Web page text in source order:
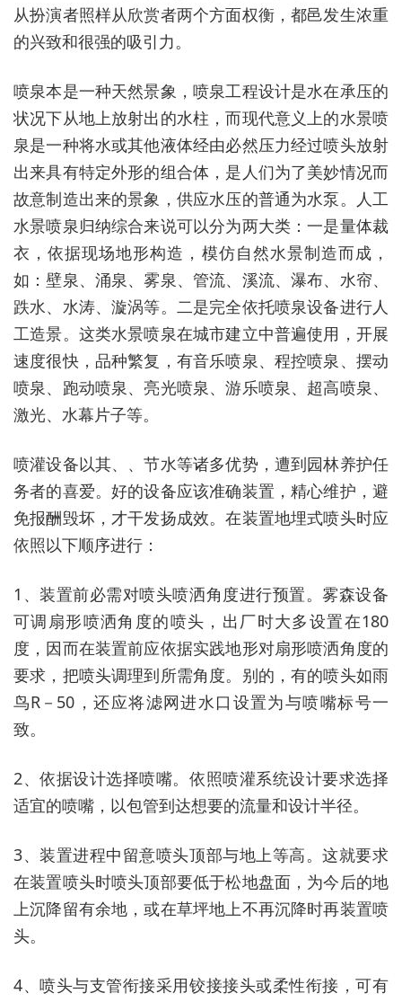
从扮演者照样从欣赏者两个方面权衡，都邑发生浓重
的兴致和很强的吸引力。
喷泉本是一种天然景象，喷泉工程设计是水在承压的
状况下从地上放射出的水柱，而现代意义上的水景喷
泉是一种将水或其他液体经由必然压力经过喷头放射
出来具有特定外形的组合体，是人们为了美妙情况而
故意制造出来的景象，供应水压的普通为水泵。人工
水景喷泉归纳综合来说可以分为两大类：一是量体裁
衣，依据现场地形构造，模仿自然水景制造而成，
如：壁泉、涌泉、雾泉、管流、溪流、瀑布、水帘、
跌水、水涛、漩涡等。二是完全依托喷泉设备进行人
工造景。这类水景喷泉在城市建立中普遍使用，开展
速度很快，品种繁复，有音乐喷泉、程控喷泉、摆动
喷泉、跑动喷泉、亮光喷泉、游乐喷泉、超高喷泉、
激光、水幕片子等。
喷灌设备以其、、节水等诸多优势，遭到园林养护任
务者的喜爱。好的设备应该准确装置，精心维护，避
免报酬毁坏，才干发扬成效。在装置地埋式喷头时应
依照以下顺序进行：
1、装置前必需对喷头喷洒角度进行预置。雾森设备
可调扇形喷洒角度的喷头，出厂时大多设置在180
度，因而在装置前应依据实践地形对扇形喷洒角度的
要求，把喷头调理到所需角度。别的，有的喷头如雨
鸟R－50，还应将滤网进水口设置为与喷嘴标号一
致。
2、依据设计选择喷嘴。依照喷灌系统设计要求选择
适宜的喷嘴，以包管到达想要的流量和设计半径。
3、装置进程中留意喷头顶部与地上等高。这就要求
在装置喷头时喷头顶部要低于松地盘面，为今后的地
上沉降留有余地，或在草坪地上不再沉降时再装置喷
头。
4、喷头与支管衔接采用铰接接头或柔性衔接，可有